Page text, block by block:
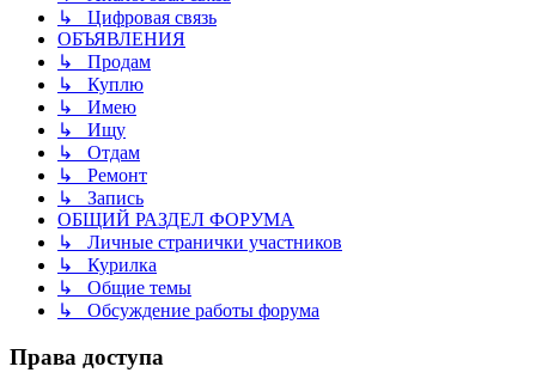
↳ Цифровая связь
ОБЪЯВЛЕНИЯ
↳ Продам
↳ Куплю
↳ Имею
↳ Ищу
↳ Отдам
↳ Ремонт
↳ Запись
ОБЩИЙ РАЗДЕЛ ФОРУМА
↳ Личные странички участников
↳ Курилка
↳ Общие темы
↳ Обсуждение работы форума
Права доступа